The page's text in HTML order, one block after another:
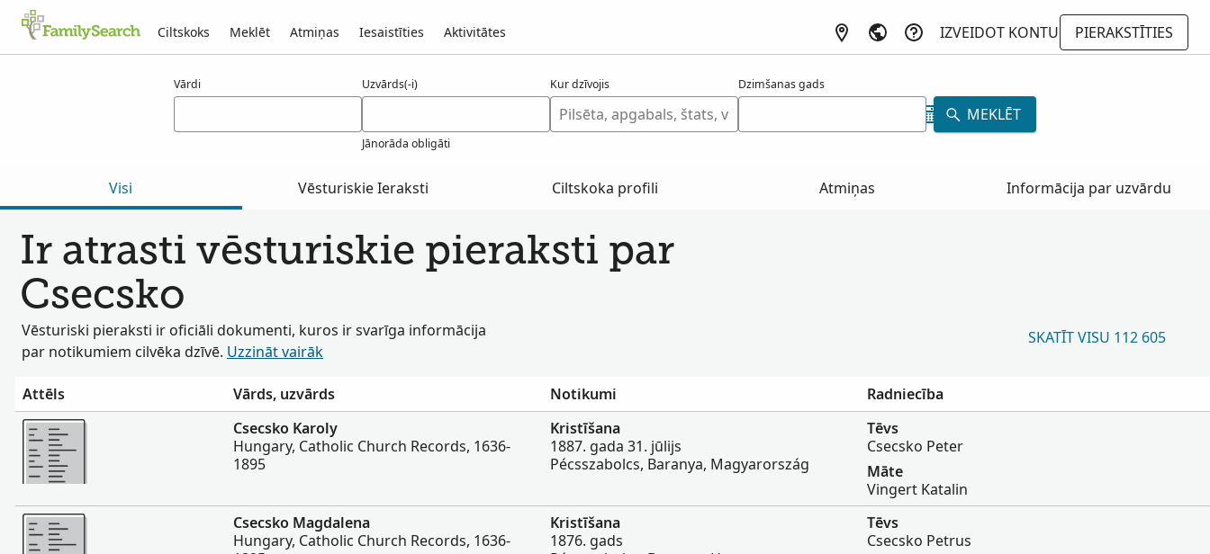
Ciltskoks Meklēt Atmiņas Iesaistīties Aktivitātes IZVEIDOT KONTU
PIERAKSTĪTIES
Vārdi Uzvārds(-i)
Jānorāda obligāti
Kur dzīvojis Dzimšanas gads
MEKLĒT
Visi Vēsturiskie Ieraksti Ciltskoka profili Atmiņas Informācija par uzvārdu
Ir atrasti vēsturiskie pieraksti par
Csecsko
Vēsturiski pieraksti ir oficiāli dokumenti, kuros ir svarīga informācija
par notikumiem cilvēka dzīvē. Uzzināt vairāk
SKATĪT VISU 112 605
Attēls Vārds, uzvārds Notikumi
Radniecība
Vairāk
Csecsko Karoly
Hungary, Catholic Church Records, 1636-
1895
Kristīšana
1887. gada 31. jūlijs
Pécsszabolcs, Baranya, Magyarország
Tēvs
Csecsko Peter
Māte
Vingert Katalin
Vairāk
Csecsko Magdalena
Hungary, Catholic Church Records, 1636-
Kristīšana
1876. gads
Tēvs
Csecsko Petrus